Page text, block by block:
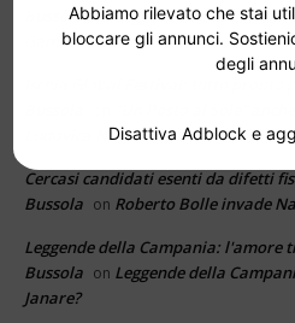
Bussola onLeggende della
Gambrinus
Ludovica Nasti nei panni di Mia
Cercasi candidati esenti da difetti
Bussola on Roberto Bolle invade
Leggende della Campania: l'amore
Bussola on Leggende della
Janare?
Abbiamo rilevato che stai
bloccare gli annunci.
degli
Disattiva Adblock e